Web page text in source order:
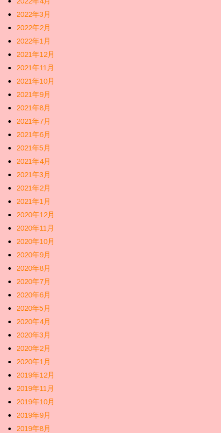
2022年3月
2022年2月
2022年1月
2021年12月
2021年11月
2021年10月
2021年9月
2021年8月
2021年7月
2021年6月
2021年5月
2021年4月
2021年3月
2021年2月
2021年1月
2020年12月
2020年11月
2020年10月
2020年9月
2020年8月
2020年7月
2020年6月
2020年5月
2020年4月
2020年3月
2020年2月
2020年1月
2019年12月
2019年11月
2019年10月
2019年9月
2019年8月